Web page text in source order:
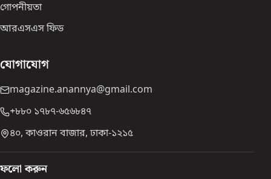
গোপনীয়তা
আরএসএস ফিড
যোগাযোগ
magazine.anannya@gmail.com
+৮৮০ ১৭৮৭-৬৫৬৮৪৭
৪০, কাওরান বাজার, ঢাকা-১২১৫
ফলো করুন